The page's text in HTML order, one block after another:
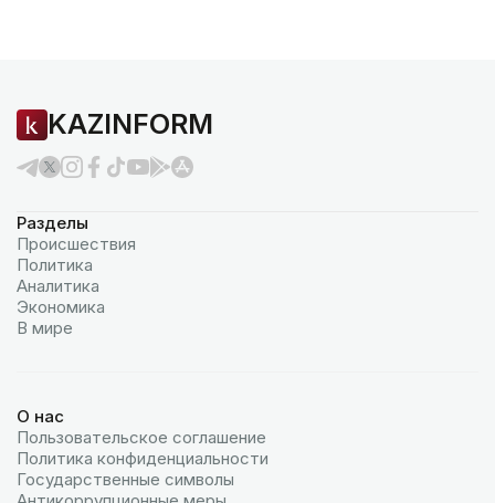
KAZINFORM
Разделы
Происшествия
Политика
Аналитика
Экономика
В мире
О нас
Пользовательское соглашение
Политика конфиденциальности
Государственные символы